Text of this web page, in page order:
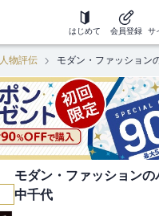
はじめて 会員登録 サ
人物評伝 モダン・ファッション
モダン・ファッションの
中千代